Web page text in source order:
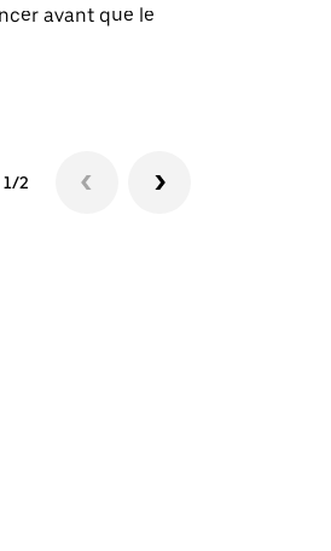
avant que le
1/2